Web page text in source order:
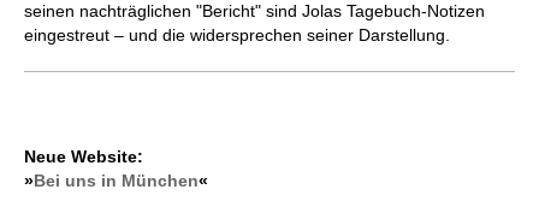
seinen nachträglichen "Bericht" sind Jolas Tagebuch-Notizen
eingestreut – und die widersprechen seiner Darstellung.
Neue Website:
»Bei uns in München«